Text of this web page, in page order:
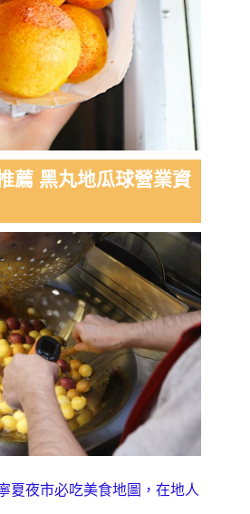
薦 黑丸地瓜球營業資
夏夜市必吃美食地圖，在地人